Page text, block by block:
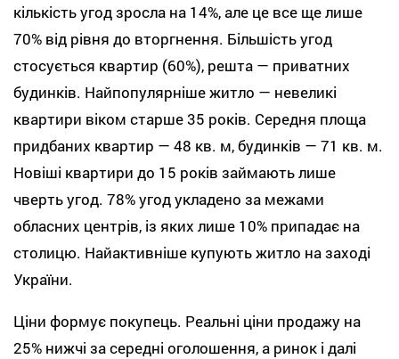
кількість угод зросла на 14%, але це все ще лише
70% від рівня до вторгнення. Більшість угод
стосується квартир (60%), решта — приватних
будинків. Найпопулярніше житло — невеликі
квартири віком старше 35 років. Середня площа
придбаних квартир — 48 кв. м, будинків — 71 кв. м.
Новіші квартири до 15 років займають лише
чверть угод. 78% угод укладено за межами
обласних центрів, із яких лише 10% припадає на
столицю. Найактивніше купують житло на заході
України.
Ціни формує покупець. Реальні ціни продажу на
25% нижчі за середні оголошення, а ринок і далі